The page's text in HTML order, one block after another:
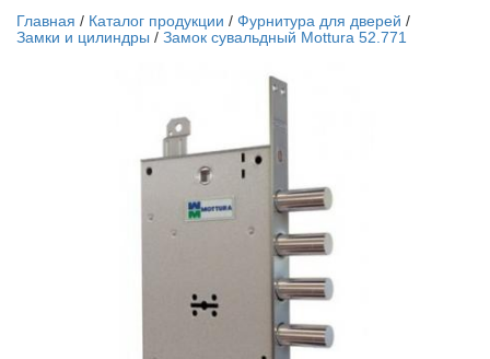
Главная / Каталог продукции / Фурнитура для дверей /
Замки и цилиндры / Замок сувальдный Mottura 52.771